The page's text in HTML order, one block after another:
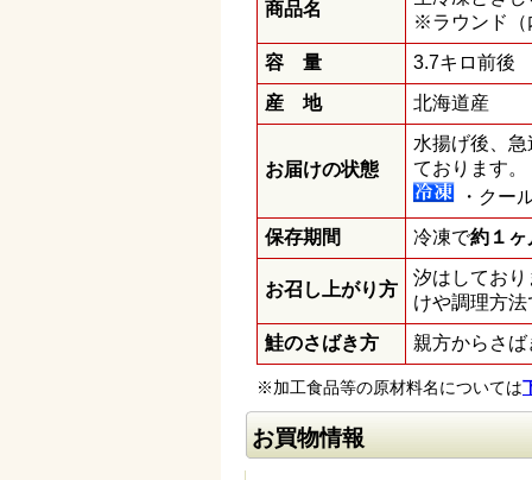
商品名
※ラウンド（
容 量
3.7キロ前後
産 地
北海道産
お届けの状態
水揚げ後、
ております。
・クー
保存期間
冷凍で約１ヶ
お召し上がり方
汐はしてお
けや調理方
鮭のさばき方
親方からさ
※加工食品等の原材料名については
お買物情報